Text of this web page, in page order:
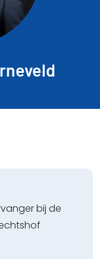
bij de